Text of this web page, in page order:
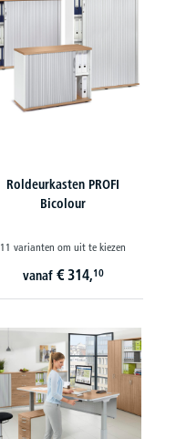
Roldeurkasten PROFI
Bicolour
11 varianten om uit te kiezen
vanaf € 314,10